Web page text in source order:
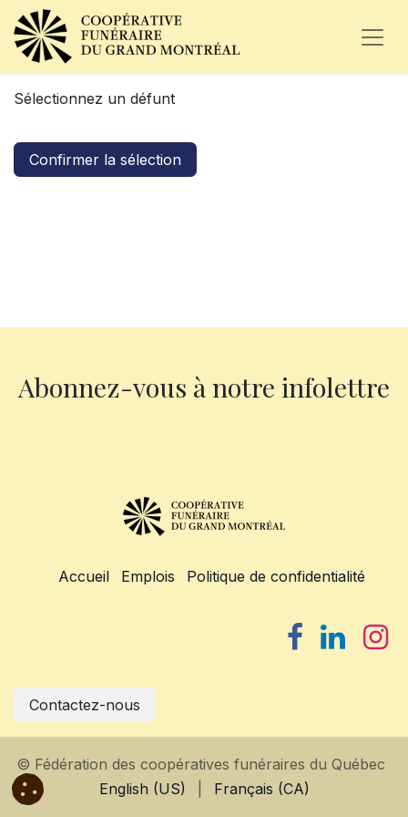
Sélectionnez un défunt
Confirmer la sélection
Abonnez-vous à notre infolettre
Accueil Emplois Politique de confidentialité
Contactez-nous
© Fédération des coopératives funéraires du Québec
English (US)
Français (CA)